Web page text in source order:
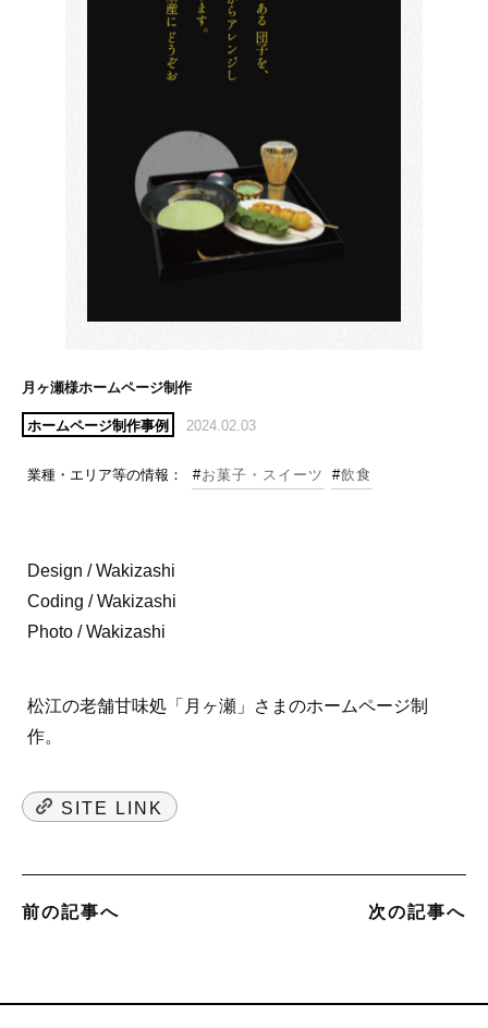
月ヶ瀬様ホームページ制作
ホームページ制作事例
2024.02.03
業種・エリア等の情報： #お菓子・スイーツ #飲食
Design / Wakizashi
Coding / Wakizashi
Photo / Wakizashi
松江の老舗甘味処「月ヶ瀬」さまのホームページ制
作。
SITE LINK
前の記事へ 次の記事へ